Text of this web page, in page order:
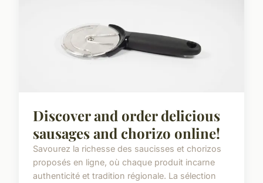
Discover and order delicious
sausages and chorizo online!
Savourez la richesse des saucisses et chorizos
proposés en ligne, où chaque produit incarne
authenticité et tradition régionale. La sélection